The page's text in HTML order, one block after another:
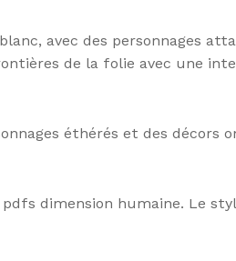
avec des personnages
de la folie avec une
éthérés et des
dimension humaine. Le